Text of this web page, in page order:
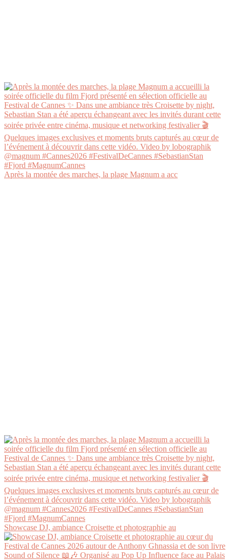
Après la montée des marches, la plage Magnum a acc
Showcase DJ, ambiance Croisette et photographie au